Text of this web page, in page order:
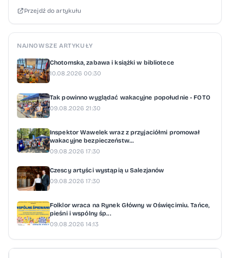
fotografia po wyschnięciu stanie się częścią
Przejdź do artykułu
NAJNOWSZE ARTYKUŁY
Chotomska, zabawa i książki w bibliotece
10.08.2026 00:30
Tak powinno wyglądać wakacyjne popołudnie - FOTO
09.08.2026 21:30
Inspektor Wawelek wraz z przyjaciółmi promował
wakacyjne bezpieczeństw...
09.08.2026 17:30
Czescy artyści wystąpią u Salezjanów
09.08.2026 17:30
Folklor wraca na Rynek Główny w Oświęcimiu. Tańce,
pieśni i wspólny śp...
09.08.2026 14:13